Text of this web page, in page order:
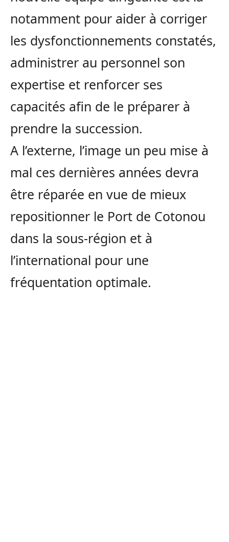
notamment pour aider à corriger
les dysfonctionnements constatés,
administrer au personnel son
expertise et renforcer ses
capacités afin de le préparer à
prendre la succession.
A l’externe, l’image un peu mise à
mal ces dernières années devra
être réparée en vue de mieux
repositionner le Port de Cotonou
dans la sous-région et à
l’international pour une
fréquentation optimale.